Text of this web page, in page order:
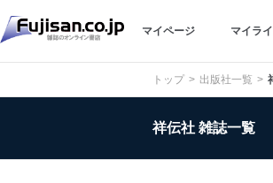
マイページ マイラ
トップ 出版社一覧
祥伝社 雑誌一覧